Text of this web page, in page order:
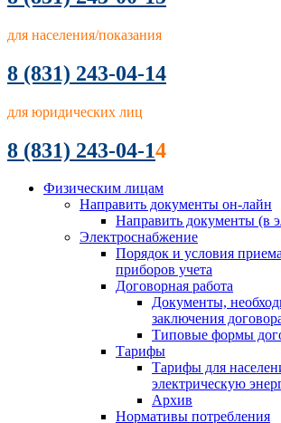
для населения/показания
8 (831) 243-04-14
для юридических лиц
8 (831) 243-04-14
Физическим лицам
Направить документы он-лайн
Направить документы (в
Электроснабжение
Порядок и условия
приборов учета
Договорная работа
Документы,
заключения
Типовые формы
Тарифы
Тарифы для
электрическую
Архив
Нормативы потребления